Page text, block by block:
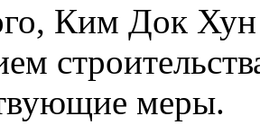
Ким Док
меры.